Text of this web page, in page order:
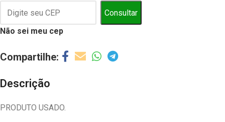
Consultar
Não sei meu cep
Descrição
PRODUTO USADO.